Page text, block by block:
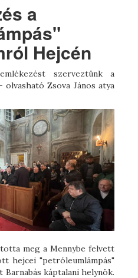
a
Hejcén
szerveztünk a
Zsova János atya
meg a Mennybe felvett
hejcei "petróleumlámpás"
káptalani helynök.